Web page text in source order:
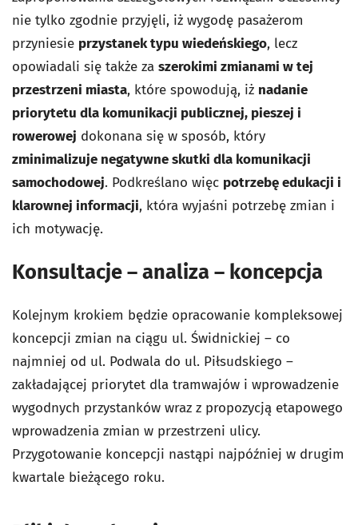
nie tylko zgodnie przyjęli, iż wygodę pasażerom
przyniesie przystanek typu wiedeńskiego, lecz
opowiadali się także za szerokimi zmianami w tej
przestrzeni miasta, które spowodują, iż nadanie
priorytetu dla komunikacji publicznej, pieszej i
rowerowej dokonana się w sposób, który
zminimalizuje negatywne skutki dla komunikacji
samochodowej. Podkreślano więc potrzebę edukacji i
klarownej informacji, która wyjaśni potrzebę zmian i
ich motywację.
Konsultacje – analiza – koncepcja
Kolejnym krokiem będzie opracowanie kompleksowej
koncepcji zmian na ciągu ul. Świdnickiej – co
najmniej od ul. Podwala do ul. Piłsudskiego –
zakładającej priorytet dla tramwajów i wprowadzenie
wygodnych przystanków wraz z propozycją etapowego
wprowadzenia zmian w przestrzeni ulicy.
Przygotowanie koncepcji nastąpi najpóźniej w drugim
kwartale bieżącego roku.